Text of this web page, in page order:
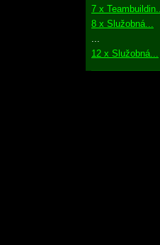
7 x Teambuildin...
8 x Služobná...
12 x Služobná...